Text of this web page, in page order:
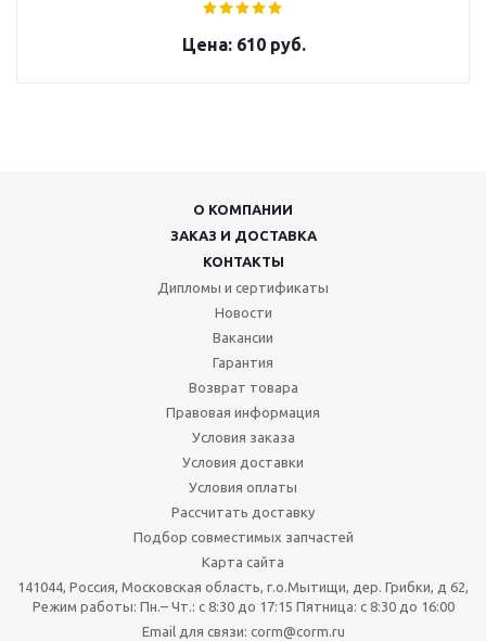
610 руб.
О КОМПАНИИ
ЗАКАЗ И ДОСТАВКА
КОНТАКТЫ
Дипломы и сертификаты
Новости
Вакансии
Гарантия
Возврат товара
Правовая информация
Условия заказа
Условия доставки
Условия оплаты
Рассчитать доставку
Подбор совместимых запчастей
Карта сайта
141044, Россия, Московская область, г.о.Мытищи, дер. Грибки, д 62,
Режим работы: Пн.– Чт.: с 8:30 до 17:15 Пятница: c 8:30 до 16:00
Email для связи: corm@corm.ru